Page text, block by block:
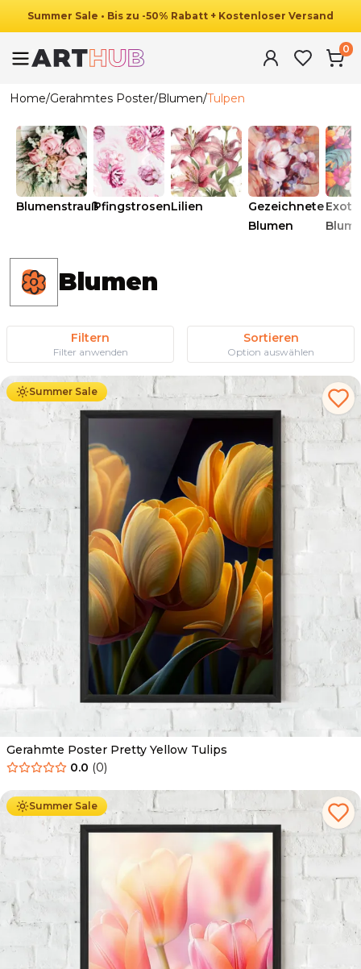
Summer Sale • Bis zu -50% Rabatt + Kostenloser Versand
0
Home/Gerahmtes Poster/Blumen/Tulpen
BlumenstraußPfingstrosenLilien
Gezeichnete
Blumen
Blumen
Filtern
Filter anwenden
Sortieren
Option auswählen
Summer Sale
49.90 € 29.90 €
Gerahmte Poster Pretty Yellow Tulips
0.0 (0)
Summer Sale
Ab 49.90 € 29.90